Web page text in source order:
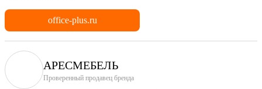
office-plus.ru
АРЕСМЕБЕЛЬ
Проверенный продавец бренда